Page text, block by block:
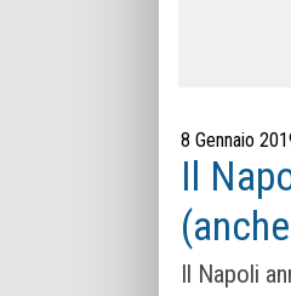
8 Gennaio
Il
Il Napoli